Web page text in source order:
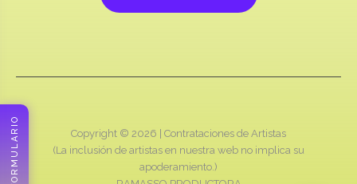
Copyright © 2026 | Contrataciones de Artistas
(La inclusión de artistas en nuestra web no implica su
apoderamiento.)
FORMULARIO